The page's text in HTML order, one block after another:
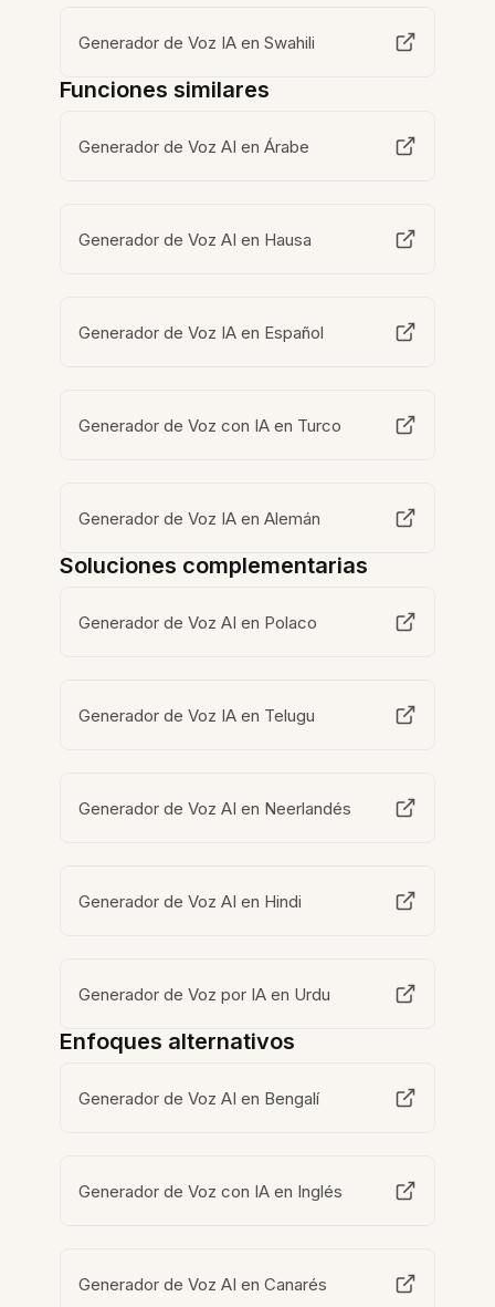
Generador de Voz IA en Swahili
Funciones similares
Generador de Voz AI en Árabe
Generador de Voz AI en Hausa
Generador de Voz IA en Español
Generador de Voz con IA en Turco
Generador de Voz IA en Alemán
Soluciones complementarias
Generador de Voz AI en Polaco
Generador de Voz IA en Telugu
Generador de Voz AI en Neerlandés
Generador de Voz AI en Hindi
Generador de Voz por IA en Urdu
Enfoques alternativos
Generador de Voz AI en Bengalí
Generador de Voz con IA en Inglés
Generador de Voz AI en Canarés